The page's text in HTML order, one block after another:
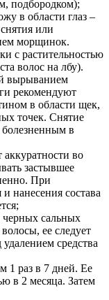
подбородком);
в области глаз –
или
морщинок.
с растительностью
волос на лбу).
вырыванием
рекомендуют
в области щек,
точек. Снятие
в
аккуратности во
застывшее
При
нанесения состава
черных сальных
ее следует
средства
1 раз в 7 дней. Ее
в 2 месяца. Затем